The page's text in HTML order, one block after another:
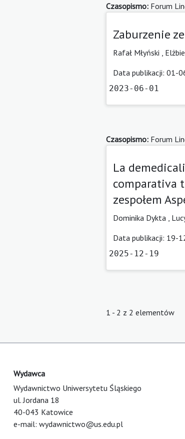
Czasopismo: Forum
Zaburzenie
Rafał Młyński
Data publikacji: 01-
2023-06-01
Czasopismo: Forum
La
comparativa
zespołem
Dominika Dykta
Data publikacji: 19-
2025-12-19
1 - 2 z 2 elementów
Wydawca
Wydawnictwo Uniwersytetu Śląskiego
ul. Jordana 18
40-043 Katowice
e-mail: wydawnictwo@us.edu.pl